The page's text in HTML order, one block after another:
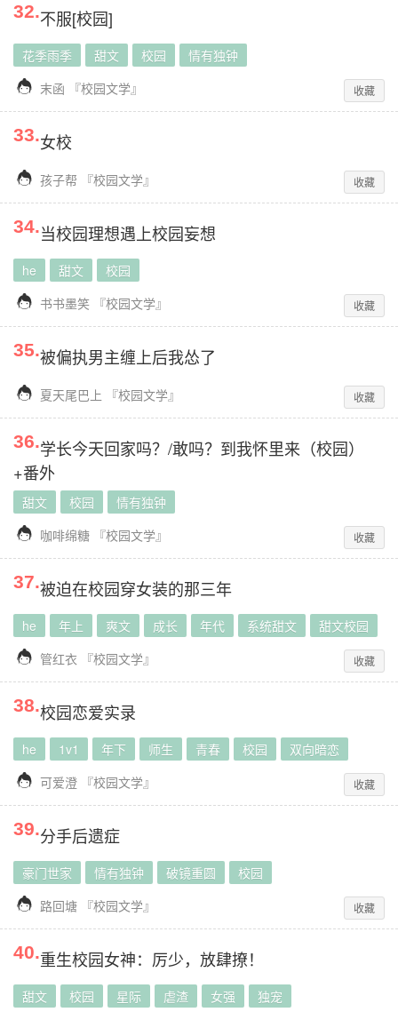
32.不服[校园]
花季雨季 甜文 校园 情有独钟
 末函 『校园文学』 收藏
33.女校
 孩子帮 『校园文学』 收藏
34.当校园理想遇上校园妄想
he 甜文 校园
 书书墨笑 『校园文学』 收藏
35.被偏执男主缠上后我怂了
 夏天尾巴上 『校园文学』 收藏
36.学长今天回家吗？/敢吗？到我怀里来（校园）
+番外
甜文 校园 情有独钟
 咖啡绵糖 『校园文学』 收藏
37.被迫在校园穿女装的那三年
he 年上 爽文 成长 年代 系统甜文 甜文校园
 管红衣 『校园文学』 收藏
38.校园恋爱实录
he 1v1 年下 师生 青春 校园 双向暗恋
 可爱澄 『校园文学』 收藏
39.分手后遗症
豪门世家 情有独钟 破镜重圆 校园
 路回塘 『校园文学』 收藏
40.重生校园女神：厉少，放肆撩！
甜文 校园 星际 虐渣 女强 独宠